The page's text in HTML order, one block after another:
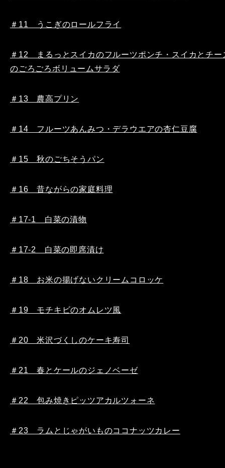
＃11 うこぎのロールフライ
＃12 まるっとスイカのフルーツポンチ・スイカとチー
のごろごろボリュームサラダ
＃13 農高プリン
＃14 フルーツあんみつ・デラウエアの杏仁豆腐
＃15 秋のごちそうパン
＃16 昔ながらの家庭料理
＃17-1 白菜の漬物
＃17-2 白菜の即席漬け
＃18 お米の揚げないクリームコロッケ
＃19 モチキビのオムレツ風
＃20 米沢づくしのケーキ寿司
＃21 春とケールのジェノベーゼ
＃22 包み焼きピッツアカルツォーネ
＃23 ラムとじゃがいものココナッツカレー